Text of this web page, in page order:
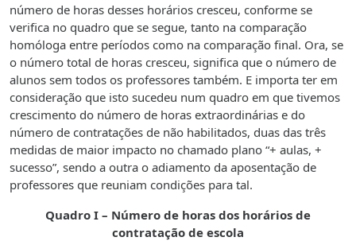
número de horas desses horários cresceu, conforme se
verifica no quadro que se segue, tanto na comparação
homóloga entre períodos como na comparação final. Ora, se
o número total de horas cresceu, significa que o número de
alunos sem todos os professores também. E importa ter em
consideração que isto sucedeu num quadro em que tivemos
crescimento do número de horas extraordinárias e do
número de contratações de não habilitados, duas das três
medidas de maior impacto no chamado plano “+ aulas, +
sucesso”, sendo a outra o adiamento da aposentação de
professores que reuniam condições para tal.
Quadro I – Número de horas dos horários de
contratação de escola